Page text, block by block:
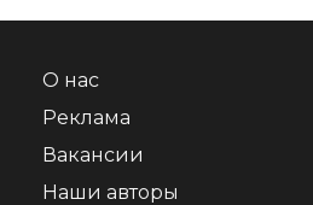
О нас
Реклама
Вакансии
Наши авторы